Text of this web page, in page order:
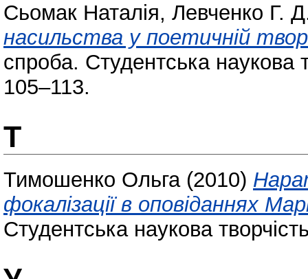
Сьомак Наталія, Левченко Г.
насильства у поетичній
спроба. Студентська наукова
105–113.
Т
Тимошенко Ольга(2010)
фокалізації в оповіданнях
Студентська наукова